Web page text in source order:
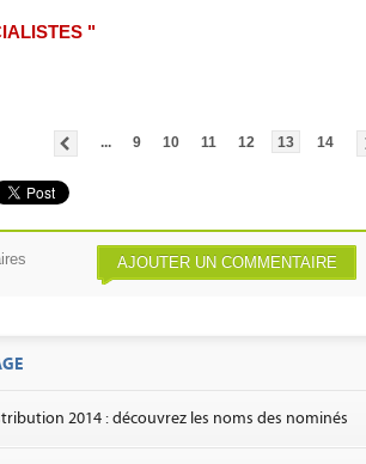
"
... 9 10 11 12 13 14
AJOUTER UN COMMENTAIRE
2014 : découvrez les noms des nominés